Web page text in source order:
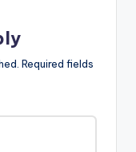
Required fields